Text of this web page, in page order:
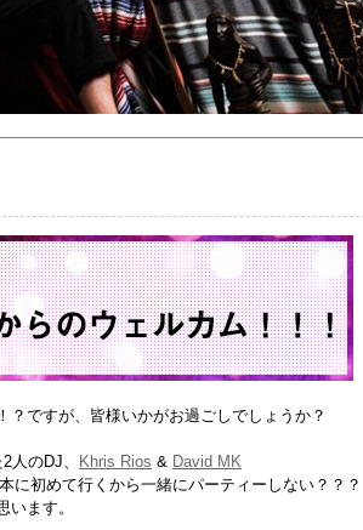
ですが、皆様いかがお過ごしでしょうか？
人のDJ、 Khris Rios & David MK
に初めて行くから一緒にパーティーしない？？？
ます。